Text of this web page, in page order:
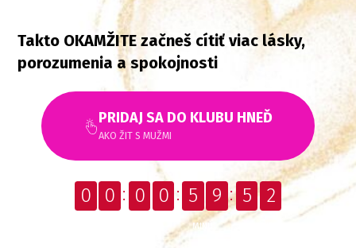
Takto OKAMŽITE začneš cítiť viac lásky,
porozumenia a spokojnosti
PRIDAJ SA DO KLUBU HNEĎ
AKO ŽIT S MUŽMI
0 0 0 0 5 9
MINÚT
5 1